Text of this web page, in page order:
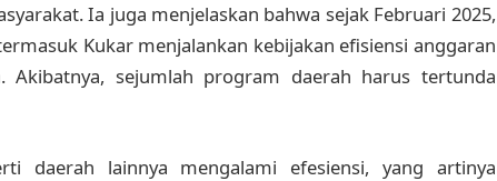
Ia juga menjelaskan bahwa sejak Februari 2025,
Kukar menjalankan kebijakan efisiensi anggaran
Akibatnya, sejumlah program daerah harus tertunda
daerah lainnya mengalami efesiensi, yang artinya